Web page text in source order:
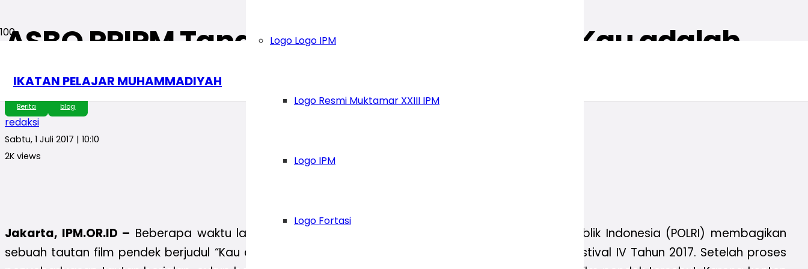
IKATAN PELAJAR MUHAMMADIYAH
Logo Logo IPM
Logo Resmi Muktamar XXIII IPM
Logo IPM
Logo Fortasi
ASBO PPIPM Tanggapi Kontroversi Film “Kau adalah
Aku yang Lain”
Berita blog
redaksi
Sabtu, 1 Juli 2017 | 10:10
2K views
Jakarta, IPM.OR.ID – Beberapa waktu lalu jelang Hari Raya Idul Fitri 1438 H akun resmi Polisi Republik Indonesia (POLRI) membagikan
sebuah tautan film pendek berjudul “Kau adalah Aku yang Lain” sebagai pemenang Police Movie Festival IV Tahun 2017. Setelah proses